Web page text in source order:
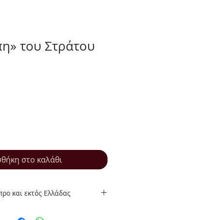
του Στράτου
στο καλάθι
και εκτός Ελλάδας